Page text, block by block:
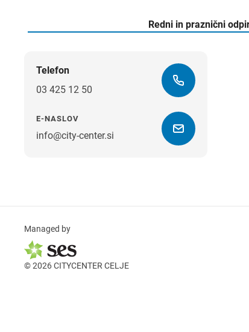
Redni in praznični
Telefon
03 425 12 50
E-NASLOV
info@city-center.si
Managed by
© 2026 CITYCENTER CELJE